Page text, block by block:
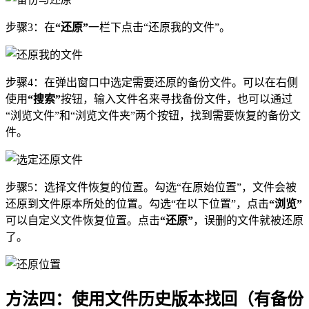
步骤3：在“还原”一栏下点击“还原我的文件”。
步骤4：在弹出窗口中选定需要还原的备份文件。可以在右侧
使用“搜索”按钮，输入文件名来寻找备份文件，也可以通过
“浏览文件”和“浏览文件夹”两个按钮，找到需要恢复的备份文
件。
步骤5：选择文件恢复的位置。勾选“在原始位置”，文件会被
还原到文件原本所处的位置。勾选“在以下位置”，点击“浏览”
可以自定义文件恢复位置。点击“还原”，误删的文件就被还原
了。
方法四：使用文件历史版本找回（有备份